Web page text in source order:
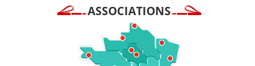
ASSOCIATIONS